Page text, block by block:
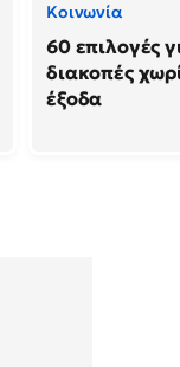
Κοινωνία
60 επιλογές
διακοπές
έξοδα